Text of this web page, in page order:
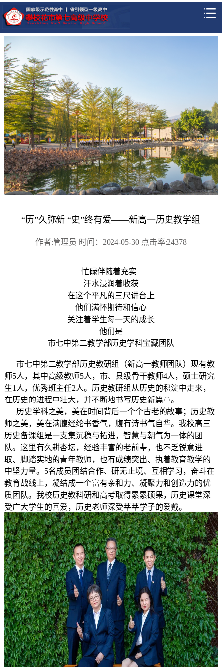
“历”久弥新 “史”终有爱——新高一历史教学组
作者:管理员 时间：2024-05-30 点击率:24378
忙碌伴随着充实
汗水浸润着收获
在这个平凡的三尺讲台上
他们满怀期待和信心
关注着学生每一天的成长
他们是
市七中第二教学部历史学科宝藏团队
市七中第二教学部历史教研组（新高一教师团队）现有教
师5人，其中高级教师5人，市、县级骨干教师4人，硕士研究
生1人，优秀班主任2人。历史教研组从历史的积淀中走来，
在历史的进程中壮大，并不断地书写历史新篇章。
历史学科之美，美在时间背后一个个古老的故事；历史教
师之美，美在满腹经纶书香气，腹有诗书气自华。我校高三
历史备课组是一支集沉稳与拓进，智慧与朝气为一体的团
队。这里有久耕杏坛，经验丰富的老前辈，也不乏锐意进
取、脚踏实地的青年教师，也有成绩突出、执着教育教学的
中坚力量。5名成员团结合作、研无止境、互相学习，奋斗在
教育战线上，凝结成一个富有亲和力、凝聚力和创造力的优
质团队。我校历史教科研和高考取得累累硕果，历史课堂深
受广大学生的喜爱，历史老师深受莘莘学子的爱戴。